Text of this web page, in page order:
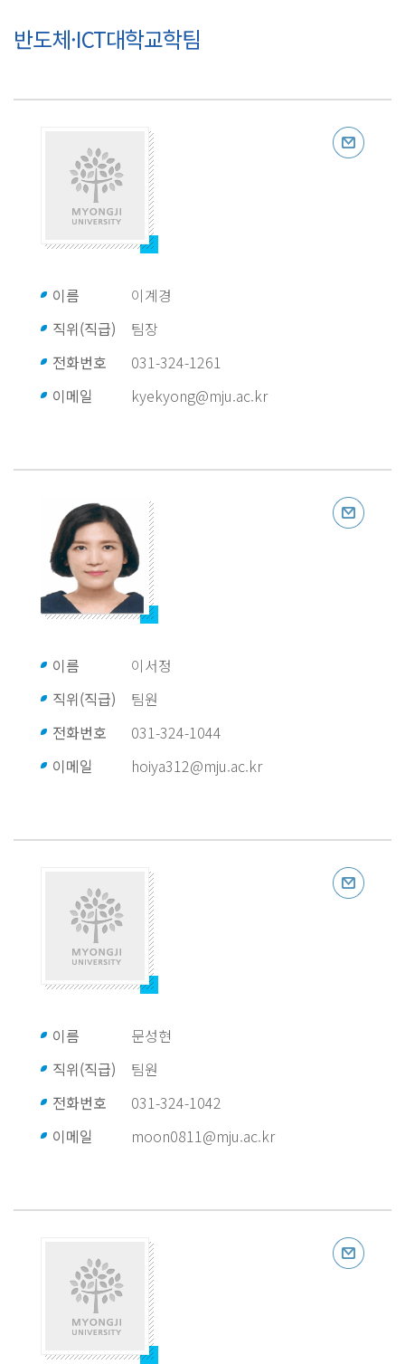
반도체·ICT대학교학팀
이름
이계경
직위(직급)
팀장
전화번호
031-324-1261
이메일
kyekyong@mju.ac.kr
이름
이서정
직위(직급)
팀원
전화번호
031-324-1044
이메일
hoiya312@mju.ac.kr
이름
문성현
직위(직급)
팀원
전화번호
031-324-1042
이메일
moon0811@mju.ac.kr